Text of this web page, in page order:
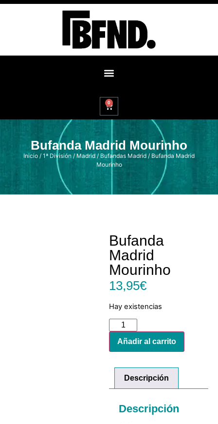
0
Bufanda Madrid Mourinho
Inicio / 1ª División / Madrid/ Bufandas Madrid / Bufanda Madrid
Mourinho
Bufanda
Madrid
Mourinho
13,95€
Hay existencias
Añadir al carrito
Descripción
Descripción